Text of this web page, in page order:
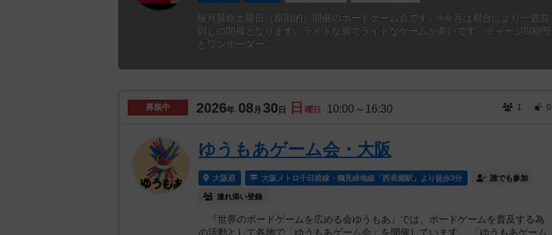
毎月最終土曜日（原則的）開催のボードゲーム会です。※今月は都合により一週前
倒しの開催となります。ライトな層でライトなゲームが多いです。チャージ500円
とワンオーダー...
募集中 2026年 08月 30 日 日 曜日 10:00～16:30 1 0
ゆうもあゲーム会・大阪
大阪府 大阪メトロ千日前線・鶴見緑地線「西長堀駅」より徒歩3分 誰でも参加
連れ添い登録
『世界のボードゲームを広める会ゆうもあ』では、ボードゲームを普及する為
の活動として各地で「ゆうもあゲーム会」を開催しています。 「ゆうもあゲーム